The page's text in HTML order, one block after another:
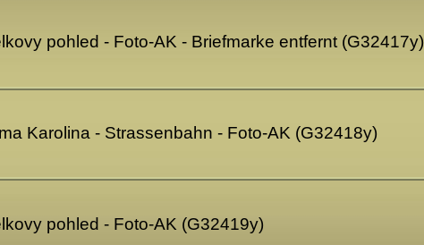
pohled - Foto-AK - Briefmarke entfernt (G32417y)
Karolina - Strassenbahn - Foto-AK (G32418y)
pohled - Foto-AK (G32419y)